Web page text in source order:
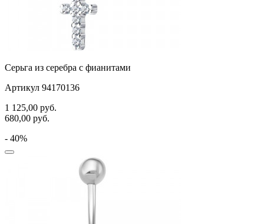
Серьга из серебра с фианитами
Артикул 94170136
1 125,00 руб.
680,00 руб.
- 40%